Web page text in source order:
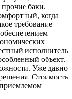
баки.
когда
требование
исполнитель
объект.
Уже давно
Стоимость
приемлемом